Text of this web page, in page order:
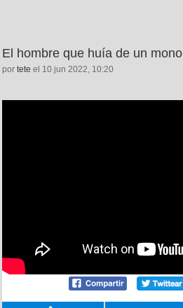
El hombre que huía de un mono
por tete el 10 jun 2022, 10:20